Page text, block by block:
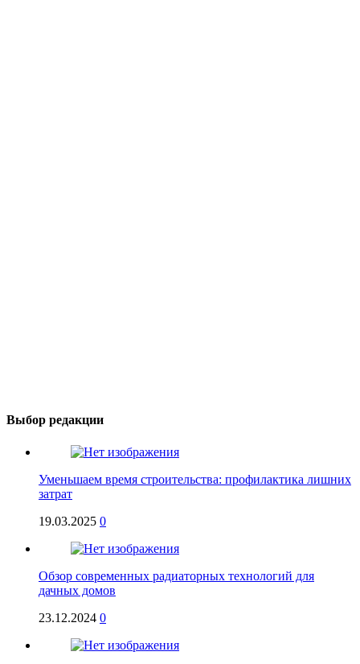
Выбор редакции
Уменьшаем время строительства: профилактика лишних
затрат
19.03.2025 0
Обзор современных радиаторных технологий для
дачных домов
23.12.2024 0